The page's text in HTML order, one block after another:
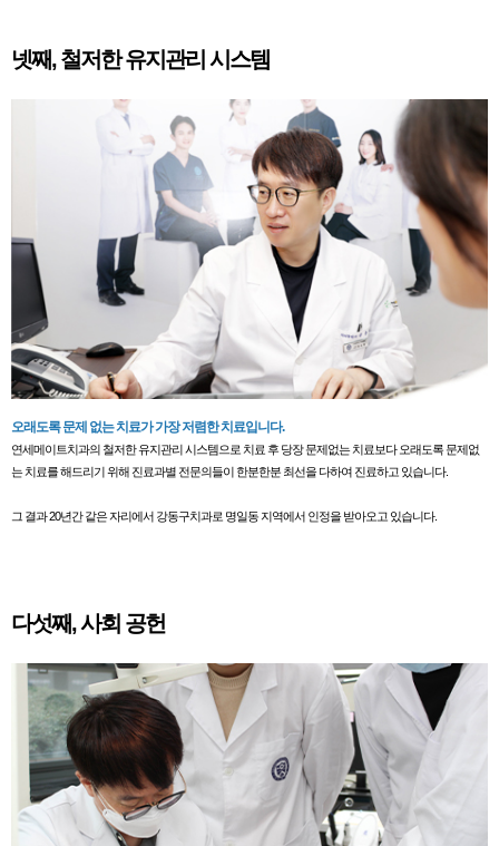
넷째, 철저한 유지관리 시스템
오래도록 문제 없는 치료가 가장 저렴한 치료입니다.
연세메이트치과의 철저한 유지관리 시스템으로 치료 후 당장 문제없는 치료보다 오래도록 문제없
는 치료를 해드리기 위해 진료과별 전문의들이 한분한분 최선을 다하여 진료하고 있습니다.
그 결과 20년간 같은 자리에서 강동구치과로 명일동 지역에서 인정을 받아오고 있습니다.
다섯째, 사회 공헌